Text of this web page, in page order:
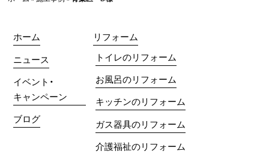
ホーム
ニュース
イベント・
キャンペーン
ブログ
リフォーム
トイレのリフォーム
お風呂のリフォーム
キッチンのリフォーム
ガス器具のリフォーム
介護福祉のリフォーム